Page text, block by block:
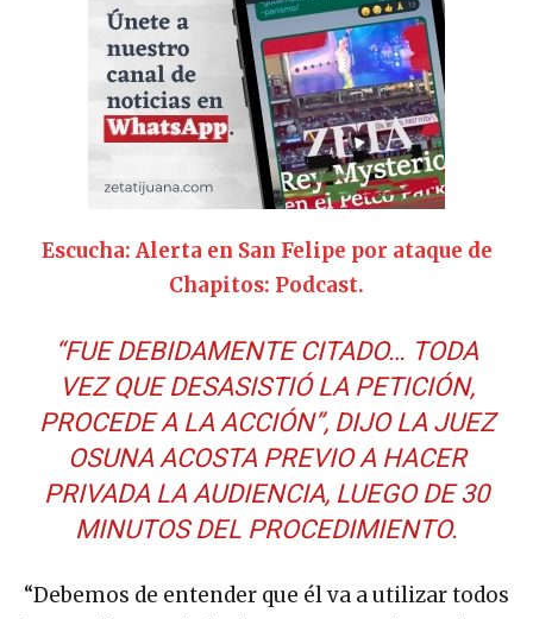
Escucha: Alerta en San Felipe por ataque de
Chapitos: Podcast.
“FUE DEBIDAMENTE CITADO… TODA
VEZ QUE DESASISTIÓ LA PETICIÓN,
PROCEDE A LA ACCIÓN”, DIJO LA JUEZ
OSUNA ACOSTA PREVIO A HACER
PRIVADA LA AUDIENCIA, LUEGO DE 30
MINUTOS DEL PROCEDIMIENTO.
“Debemos de entender que él va a utilizar todos